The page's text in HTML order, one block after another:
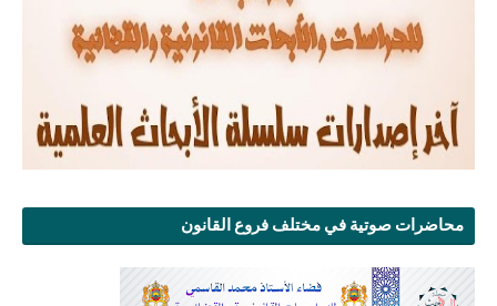
محاضرات صوتية في مختلف فروع القانون